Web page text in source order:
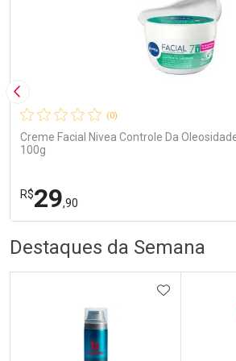
Imagem Anterior
(0)
Creme Facial Nivea Controle Da
100g
R$29,90
Laboratório
Por Menos
Destaques da Semana
ADICIONAR